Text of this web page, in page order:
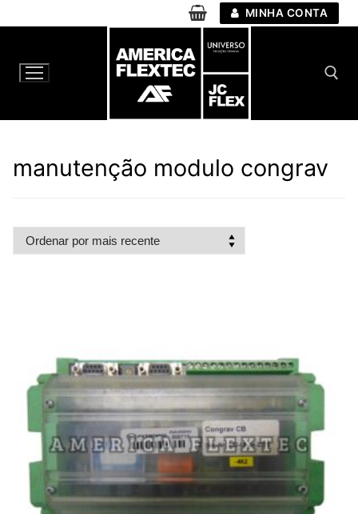
para
conteúdo
MINHA CONTA
manutenção modulo congrav